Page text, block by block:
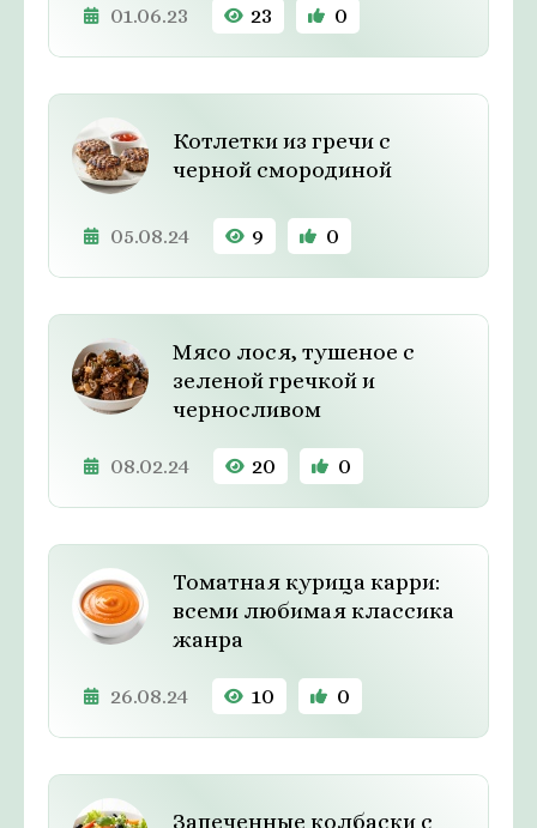
01.06.23 23 0
Котлетки из гречи с
черной смородиной
05.08.24 9 0
Мясо лося, тушеное с
зеленой гречкой и
черносливом
08.02.24 20 0
Томатная курица карри:
всеми любимая классика
жанра
26.08.24 10 0
Запеченные колбаски с